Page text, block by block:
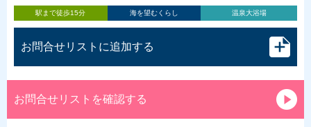
駅まで徒歩15分 海を望むくらし 温泉大浴場
お問合せリストに追加する
お問合せリストを確認する